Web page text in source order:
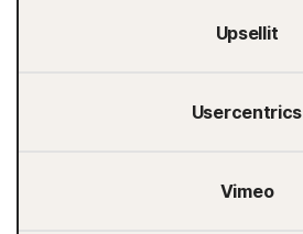
Upsellit
Usercentrics
Vimeo